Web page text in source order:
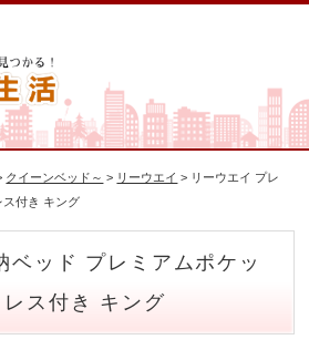
クイーンベッド～ > リーウエイ > リーウエイ プレ
ス付き キング
ベッド プレミアムポケッ
レス付き キング